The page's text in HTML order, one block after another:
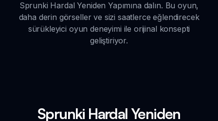
Sprunki Hardal Yeniden Yapımına dalın. Bu oyun,
daha derin görseller ve sizi saatlerce eğlendirecek
sürükleyici oyun deneyimi ile orijinal konsepti
geliştiriyor.
Sprunki Hardal Yeniden